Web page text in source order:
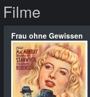
Filme
Frau ohne Gewissen